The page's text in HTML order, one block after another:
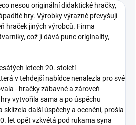
nesou originální didaktické hračky,
hry. Výrobky výrazně převyšují
hraček jiných výrobců. Firma
což jí dává punc originality,
letech 20. století
v tehdejší nabídce nenalezla pro své
- hračky zábavné a zároveň
vytvořila sama a po úspěchu
další úspěchy a ocenění, prošla
let opět vzkvétá pod rukama syna